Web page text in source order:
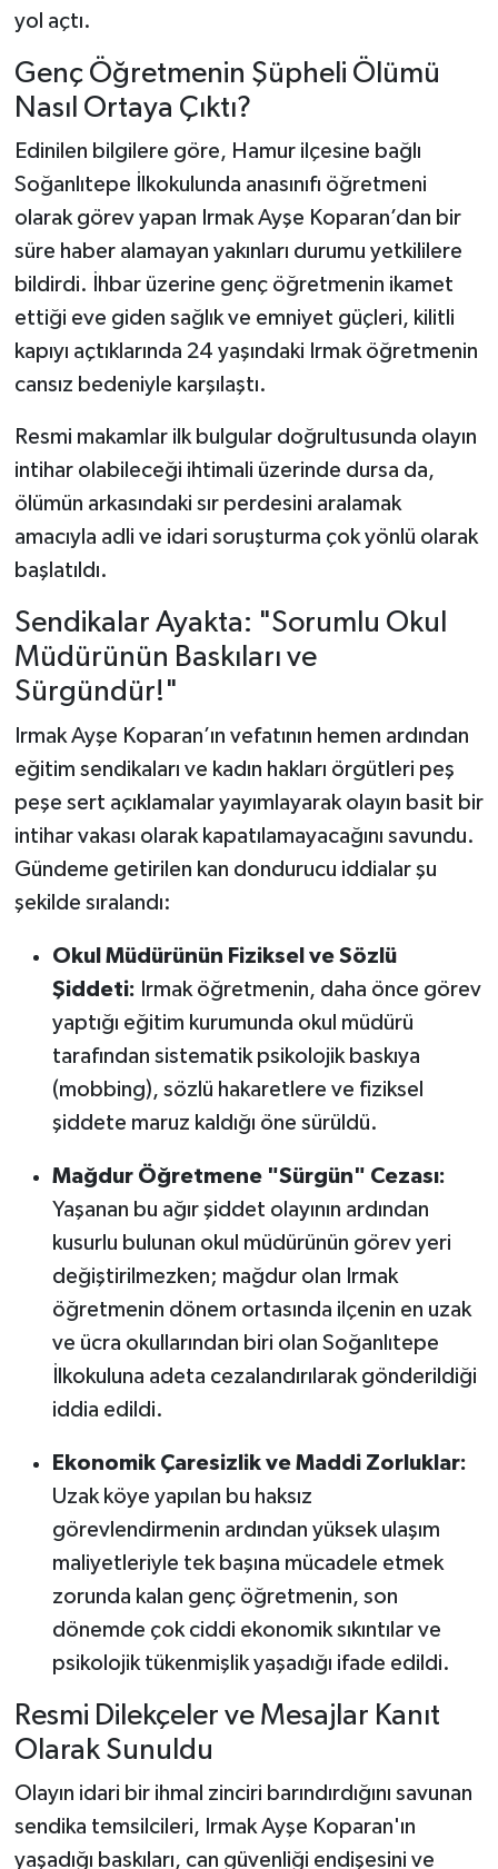
yol açtı.
Genç Öğretmenin Şüpheli Ölümü
Nasıl Ortaya Çıktı?
Edinilen bilgilere göre, Hamur ilçesine bağlı
Soğanlıtepe İlkokulunda anasınıfı öğretmeni
olarak görev yapan Irmak Ayşe Koparan’dan bir
süre haber alamayan yakınları durumu yetkililere
bildirdi. İhbar üzerine genç öğretmenin ikamet
ettiği eve giden sağlık ve emniyet güçleri, kilitli
kapıyı açtıklarında 24 yaşındaki Irmak öğretmenin
cansız bedeniyle karşılaştı.
Resmi makamlar ilk bulgular doğrultusunda olayın
intihar olabileceği ihtimali üzerinde dursa da,
ölümün arkasındaki sır perdesini aralamak
amacıyla adli ve idari soruşturma çok yönlü olarak
başlatıldı.
Sendikalar Ayakta: "Sorumlu Okul
Müdürünün Baskıları ve
Sürgündür!"
Irmak Ayşe Koparan’ın vefatının hemen ardından
eğitim sendikaları ve kadın hakları örgütleri peş
peşe sert açıklamalar yayımlayarak olayın basit bir
intihar vakası olarak kapatılamayacağını savundu.
Gündeme getirilen kan dondurucu iddialar şu
şekilde sıralandı:
Okul Müdürünün Fiziksel ve Sözlü
Şiddeti: Irmak öğretmenin, daha önce görev
yaptığı eğitim kurumunda okul müdürü
tarafından sistematik psikolojik baskıya
(mobbing), sözlü hakaretlere ve fiziksel
şiddete maruz kaldığı öne sürüldü.
Mağdur Öğretmene "Sürgün" Cezası:
Yaşanan bu ağır şiddet olayının ardından
kusurlu bulunan okul müdürünün görev yeri
değiştirilmezken; mağdur olan Irmak
öğretmenin dönem ortasında ilçenin en uzak
ve ücra okullarından biri olan Soğanlıtepe
İlkokuluna adeta cezalandırılarak gönderildiği
iddia edildi.
Ekonomik Çaresizlik ve Maddi Zorluklar:
Uzak köye yapılan bu haksız
görevlendirmenin ardından yüksek ulaşım
maliyetleriyle tek başına mücadele etmek
zorunda kalan genç öğretmenin, son
dönemde çok ciddi ekonomik sıkıntılar ve
psikolojik tükenmişlik yaşadığı ifade edildi.
Resmi Dilekçeler ve Mesajlar Kanıt
Olarak Sunuldu
Olayın idari bir ihmal zinciri barındırdığını savunan
sendika temsilcileri, Irmak Ayşe Koparan'ın
yaşadığı baskıları, can güvenliği endişesini ve